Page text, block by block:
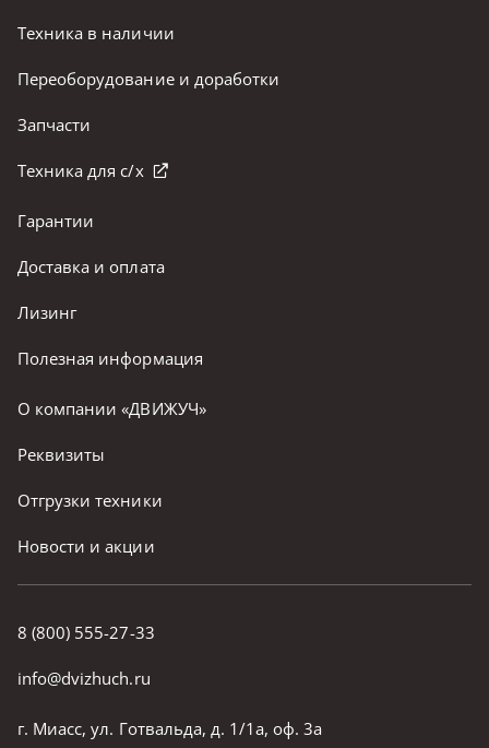
8 (800) 555-27-33
info@dvizhuch.ru
г. Миасс, ул. Готвальда, д. 1/1а, оф. 3а
Техника в наличии
Переоборудование и доработки
Запчасти
Техника для с/х
Гарантии
Доставка и оплата
Лизинг
Полезная информация
О компании «ДВИЖУЧ»
Реквизиты
Отгрузки техники
Новости и акции